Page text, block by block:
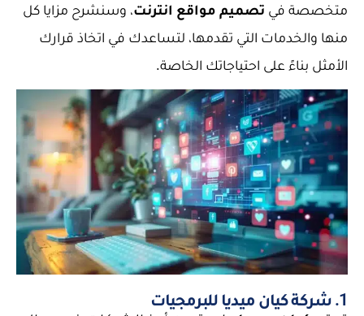
متخصصة في تصميم مواقع انترنت، وسنشرح مزايا كل
منها والخدمات التي تقدمها، لتساعدك في اتخاذ قرارك
الأمثل بناءً على احتياجاتك الخاصة.
1. شركة كيان ميديا للبرمجيات